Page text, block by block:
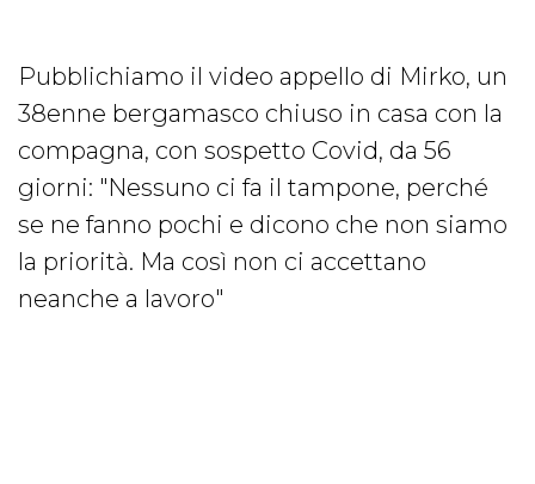
Pubblichiamo il video appello di Mirko, un
38enne bergamasco chiuso in casa con la
compagna, con sospetto Covid, da 56
giorni: "Nessuno ci fa il tampone, perché
se ne fanno pochi e dicono che non siamo
la priorità. Ma così non ci accettano
neanche a lavoro"